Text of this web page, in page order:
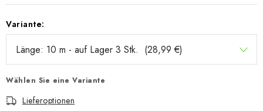
Variante:
Wählen Sie eine Variante
Lieferoptionen